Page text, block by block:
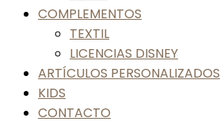
COMPLEMENTOS
TEXTIL
LICENCIAS DISNEY
ARTÍCULOS PERSONALIZADOS
KIDS
CONTACTO